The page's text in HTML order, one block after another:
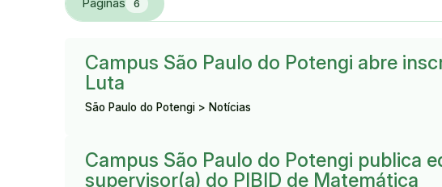
6
Campus São Paulo do Potengi abre
Luta
São Paulo do Potengi > Notícias
Campus São Paulo do Potengi publica
supervisor(a) do PIBID de Matemática